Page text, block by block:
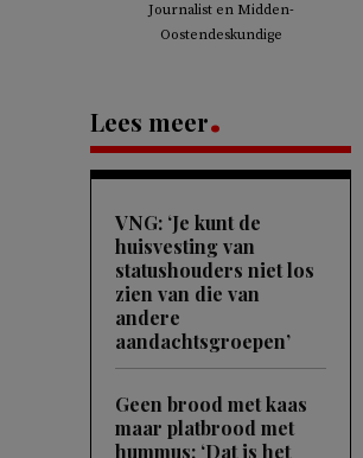
Journalist en Midden-
Oostendeskundige
Lees meer
VNG: ‘Je kunt de
huisvesting van
statushouders niet los
zien van die van
andere
aandachtsgroepen’
Geen brood met kaas
maar platbrood met
hummus: ‘Dat is het